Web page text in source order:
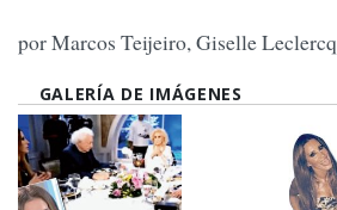
por Marcos Teijeiro, Giselle Leclercq
GALERÍA DE IMÁGENES